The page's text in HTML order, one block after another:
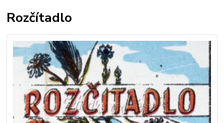
Rozčítadlo